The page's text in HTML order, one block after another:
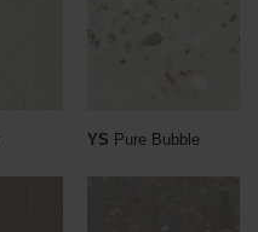
YS Pure Bubble